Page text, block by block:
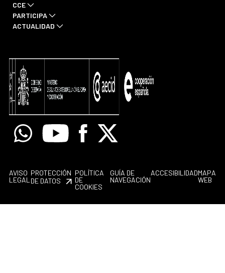
CCE
PARTICIPA
ACTUALIDAD
WhatsappYoutube Facebook
X
AVISO
LEGAL
PROTECCIÓN
DE DATOS
POLÍTICA
DE
COOKIES
GUÍA DE
NAVEGACIÓN
ACCESIBILIDADMAPA
WEB